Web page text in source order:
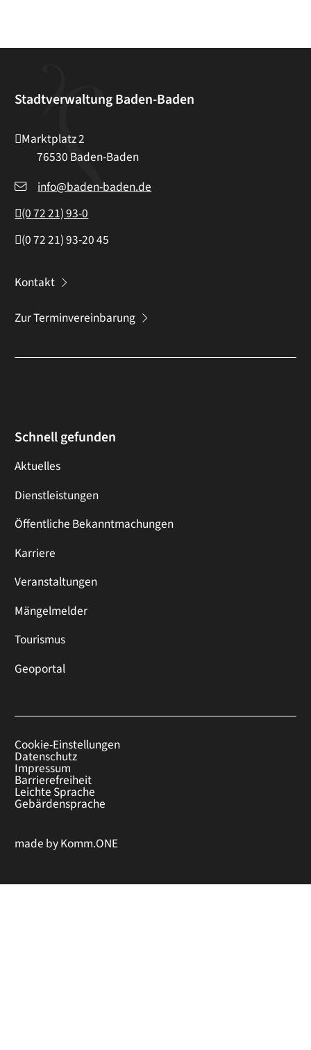
Stadtverwaltung Baden-Baden
Marktplatz 2
76530 Baden-Baden
info@baden-baden.de
(07221) 93-0
(07221) 93-2045
Kontakt
Zur Terminvereinbarung
Schnell gefunden
Aktuelles
Dienstleistungen
Öffentliche Bekanntmachungen
Karriere
Veranstaltungen
Mängelmelder
Tourismus
Geoportal
Cookie-Einstellungen
Datenschutz
Impressum
Barrierefreiheit
Leichte Sprache
Gebärdensprache
made byKomm.ONE